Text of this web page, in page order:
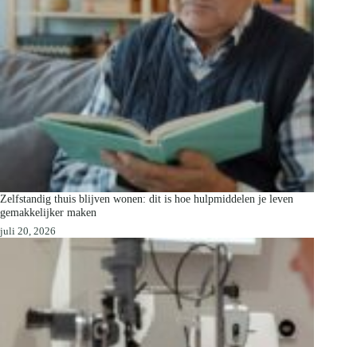
Zelfstandig thuis blijven wonen: dit is hoe hulpmiddelen je leven
gemakkelijker maken
juli 20, 2026